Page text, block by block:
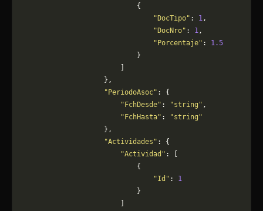
                            {
                                "DocTipo"
: 1,
                                "DocNro"
: 1,
                                "Porcentaje"
: 1.5
                            }
                    },
                    "PeriodoAsoc"
: {
                        "FchDesde"
: "string" ,
                        "FchHasta"
:
"string"
                    },
                    "Actividades"
: {
                        "Actividad"
: [
                            {
                                "Id"
: 1
                            }